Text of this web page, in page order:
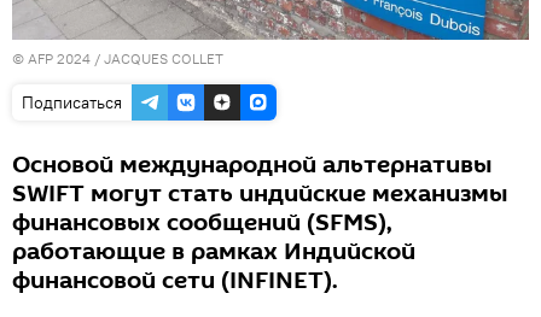
© AFP 2024 / JACQUES COLLET
Подписаться
Основой международной альтернативы
SWIFT могут стать индийские механизмы
финансовых сообщений (SFMS),
работающие в рамках Индийской
финансовой сети (INFINET).